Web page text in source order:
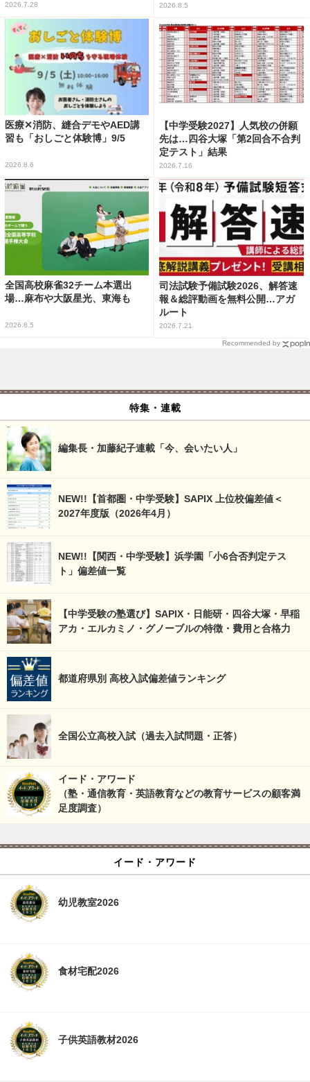
2026.7.28 2026.8.5
医療✕消防、縫合デモやAED講
習も「おしごと体験博」9/5
2026.8.6
【中学受験2027】人気校の併願
先は…四谷大塚「第2回合不合判
定テスト」結果
2026.7.16
全国高校麻雀32チーム本選出
場…麻布や大阪星光、東海も
2026.8.5
司法試験予備試験2026、解答速
報＆総評動画を無料公開…アガ
ルート
2026.7.21
Recommended by
特集・連載
編集長・加藤紀子連載「今、会いたい人」
NEW!!【首都圏・中学受験】SAPIX 上位校偏差値＜
2027年度版（2026年4月）
NEW!!【関西・中学受験】浜学園「小6合否判定テス
ト」偏差値一覧
【中学受験の塾選び】SAPIX・日能研・四谷大塚・早稲
アカ・エルカミノ・グノーブルの特徴・費用と合格力
都道府県別 高校入試偏差値ランキング
全国公立高校入試（過去入試問題・正答）
イード・アワード
（塾・通信教育・英語教育などの教育サービスの顧客満
足度調査）
イード・アワード
幼児教室2026
食材宅配2026
子供英語教材2026